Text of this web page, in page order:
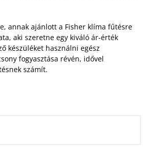
annak ajánlott a Fisher klíma fűtésre
aki szeretne egy kiváló ár-érték
készüléket használni egész
fogyasztása révén, idővel
számít.